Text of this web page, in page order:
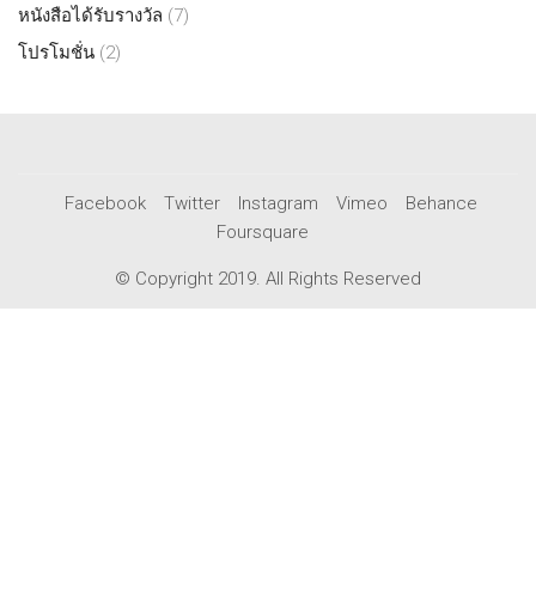
หนังสือได้รับรางวัล (7)
โปรโมชั่น (2)
Facebook Twitter Instagram Vimeo
Behance
Foursquare
© Copyright 2019. All Rights Reserved